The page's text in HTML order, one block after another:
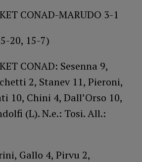
CONAD-MARUDO 3-1
20, 15-7)
CONAD: Sesenna 9,
2, Stanev 11, Pieroni,
10, Chini 4, Dall’Orso 10,
(L). N.e.: Tosi. All.:
Gallo 4, Pirvu 2,